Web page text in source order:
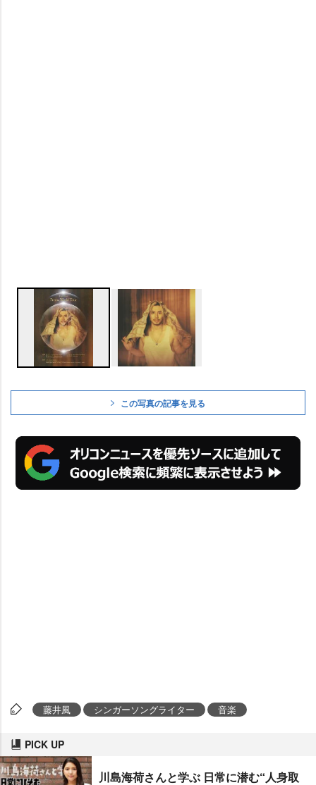
この写真の記事を見る
藤井風 シンガーソングライター 音楽
PICK UP
川島海荷さんと学ぶ 日常に潜む“人身取